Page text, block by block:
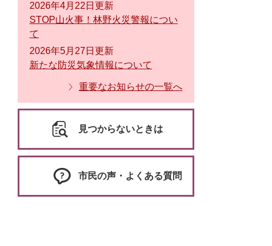
2026年4月22日更新
STOP山火事！林野火災警報につい
て
2026年5月27日更新
新たな防災気象情報について
重要なお知らせの一覧へ
見つからないときは
市民の声・よくある質問